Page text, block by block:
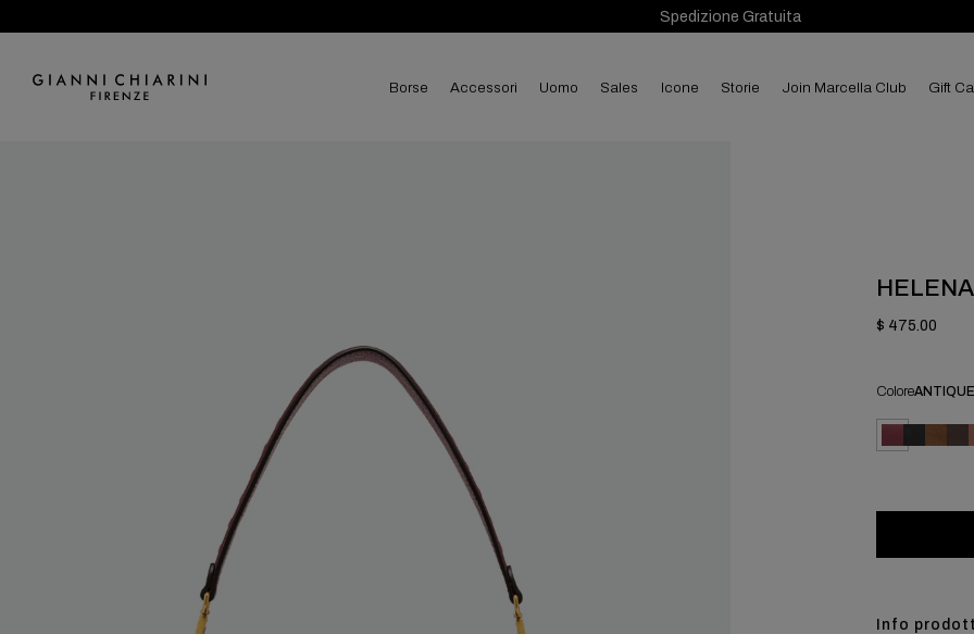
Spedizione Gratuita
borse accessori uomo sales Icone Storie Join Marcella Club Gift
$ 475.00
Colore
Info